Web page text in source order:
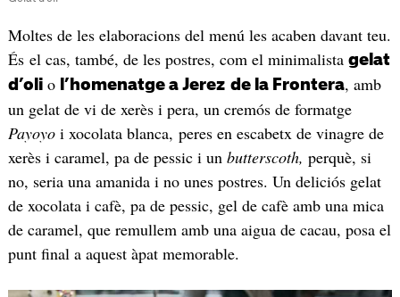
Moltes de les elaboracions del menú les acaben davant teu.
És el cas, també, de les postres, com el minimalista gelat
d’olio l’homenatge a Jerez de la Frontera, amb
un gelat de vi de xerès i pera, un cremós de formatge
Payoyoi xocolata blanca, peres en escabetx de vinagre de
xerès i caramel, pa de pessic i un butterscoth, perquè, si
no, seria una amanida i no unes postres. Un deliciós gelat
de xocolata i cafè, pa de pessic, gel de cafè amb una mica
de caramel, que remullem amb una aigua de cacau, posa el
punt final a aquest àpat memorable.